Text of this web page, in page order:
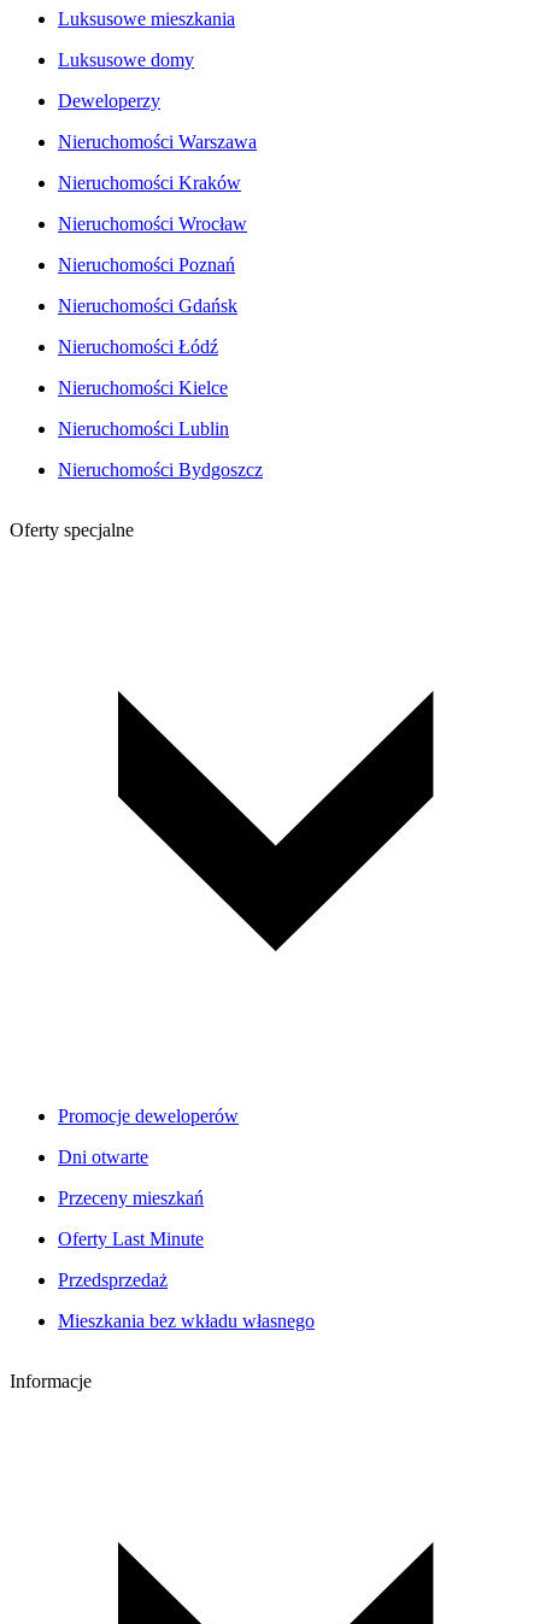
Luksusowe mieszkania
Luksusowe domy
Deweloperzy
Nieruchomości Warszawa
Nieruchomości Kraków
Nieruchomości Wrocław
Nieruchomości Poznań
Nieruchomości Gdańsk
Nieruchomości Łódź
Nieruchomości Kielce
Nieruchomości Lublin
Nieruchomości Bydgoszcz
Oferty specjalne
Promocje deweloperów
Dni otwarte
Przeceny mieszkań
Oferty Last Minute
Przedsprzedaż
Mieszkania bez wkładu własnego
Informacje